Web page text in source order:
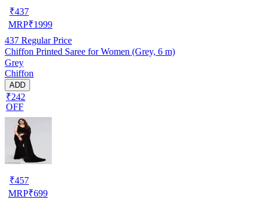
₹437
MRP₹1999
437 Regular Price
Chiffon Printed Saree for Women (Grey, 6 m)
Grey
Chiffon
ADD
₹242
OFF
₹457
MRP₹699